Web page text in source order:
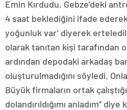
Emin Kırdudu, Gebze’deki
4 saat beklediğini ifade
yoğunluk var’ diyerek
olarak tanıtan kişi tarafından
ardından depodaki arkadaş
oluşturulmadığını söyledi.
Büyük firmaların ortak
dolandırıldığımı anladım” diye